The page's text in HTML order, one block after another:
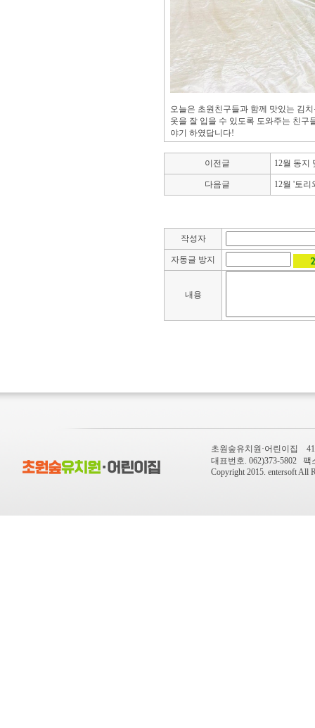
오늘은 초원친구들과 함께 맛있는 김
옷을 잘 입을 수 있도록 도와주는 친구
야기 하였답니다!
이전글 12월 동지
다음글 12월 '토리
작성자
자동글 방지
내용
초원숲유치원·어린이집
대표번호. 062)373-5802 팩
Copyright 2015. entersoftAll